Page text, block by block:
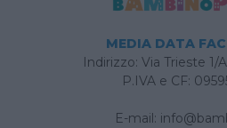
MEDIA DATA
Indirizzo: Via Trieste 1/
P.IVA e CF:
E-mail: